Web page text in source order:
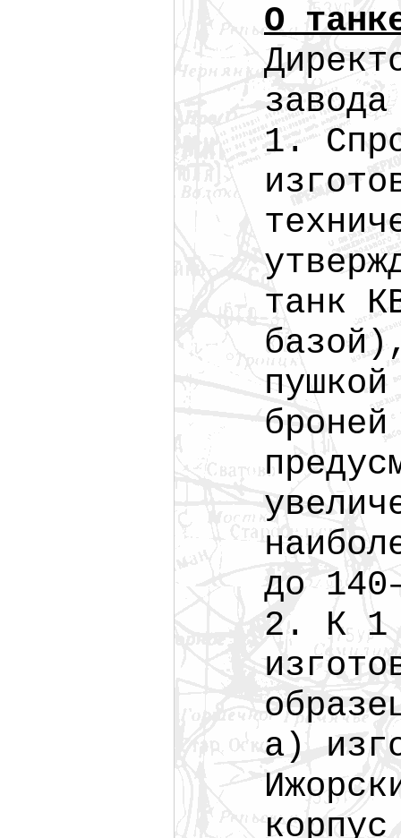
О
1.
танк
до
2. К 1
а)